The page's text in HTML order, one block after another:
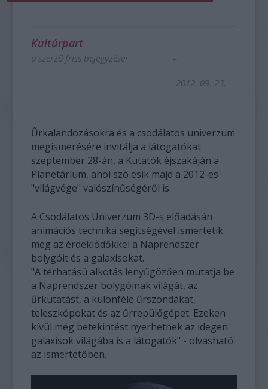
Kultúrpart
a szerző friss bejegyzései
2012. 09. 23.
Űrkalandozásokra és a csodálatos univerzum
megismerésére invitálja a látogatókat
szeptember 28-án, a Kutatók éjszakáján a
Planetárium, ahol szó esik majd a 2012-es
"világvége" valószínűségéről is.
A Csodálatos Univerzum 3D-s előadásán
animációs technika segítségével ismertetik
meg az érdeklődőkkel a Naprendszer
bolygóit és a galaxisokat.
"A térhatású alkotás lenyűgözően mutatja be
a Naprendszer bolygóinak világát, az
űrkutatást, a különféle űrszondákat,
teleszkópokat és az űrrepülőgépet. Ezeken
kívül még betekintést nyerhetnek az idegen
galaxisok világába is a látogatók" - olvasható
az ismertetőben.